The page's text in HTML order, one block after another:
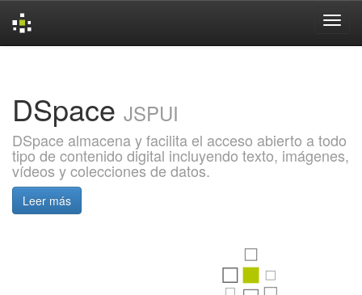
DSpace JSPUI
DSpace almacena y facilita el acceso abierto a todo
tipo de contenido digital incluyendo texto, imágenes,
vídeos y colecciones de datos.
Leer más